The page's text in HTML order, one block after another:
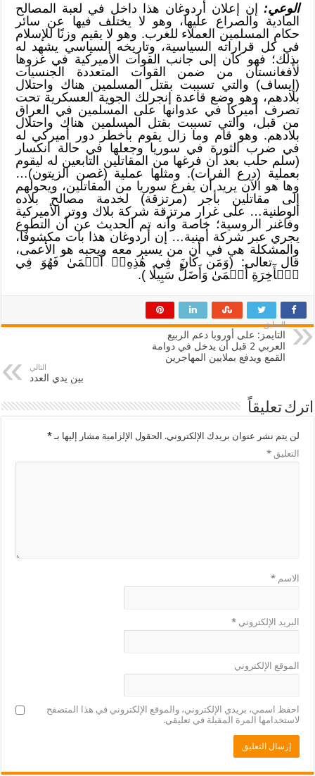
الوعي: إن إعلان أردوغان هذا داخل في لعبة المصالح
المادية والصراع عليها، وهو لا يختلف فيها عن سائر
حكام المسلمين العملاء للغرب. وهو لا يقيم وزنًا للإسلام
في كل قراراته السياسية، وتاريخه السياسي يشهد له
بذلك؛ فهو كان إلى جانب القوات الأميركية في غزوها
لأفغانستان من ضمن القوات المتعددة الجنسيات
(إيساف) والتي تسببت بقتل المسلمين هناك واحتلال
بلادهم، وهو وضع قاعدة إنجرلك الجوية العسكرية تحت
تصرف أميركا في عدوانها على المسلمين في العراق
من قبل، والتي تسببت بقتل المسلمين هناك واحتلال
بلادهم. وهو قام وما زال يقوم بأخطر دور أميركي له
في ضرب الثورة في سوريا وجعلها في حالة انكسار
(سلم حلب بعد أن فرغها من المقاتلين التابعين له ليقوم
بعملية (درع الفرات). ومثلها عملية (غصن الزيتون)…
وها هو الآن يريد أن يفرغ سوريا من المقاتلين، ويحولهم
إلى مقاتلين بأجر (مرتزقة) لخدمة مصالح بلاده
الوطنية… على غرار مرتزقة شركة بلاك ووتر الأميركية
وفاغنر الروسية؛ خاصة وأنه تم الحديث عن أن التطوع
يجري عبر شركة أمنية… إن أردوغان هذا بات مكشوفًا،
والمشكلة هي في أن من يسير معه ويحبه هو الأعمى،
قال تعالى: (وَمَن كَانَ فِي هَٰذِهِۦٓ أَعۡمَىٰ فَهُوَ فِي
ٱلۡأٓخِرَةِ أَعۡمَىٰ وَأَضَلُّ سَبِيلٗا ).
السابق
التايمز: على أوروبا دعم الربيع
العربي 2 قبل أن يدخل في دوامة
القمع ويدفع بملايين المهاجرين
التالي
بين يدي العدد
اترك تعليقاً
لن يتم نشر عنوان بريدك الإلكتروني. الحقول الإلزامية مشار إليها بـ*
التعليق*
الاسم*
البريد الإلكتروني*
الموقع الإلكتروني
احفظ اسمي، بريدي الإلكتروني، والموقع الإلكتروني في هذا المتصفح
لاستخدامها المرة المقبلة في تعليقي.